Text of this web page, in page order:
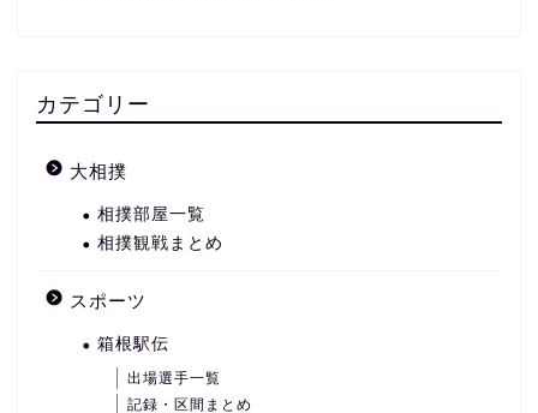
カテゴリー
大相撲
相撲部屋一覧
相撲観戦まとめ
スポーツ
箱根駅伝
出場選手一覧
記録・区間まとめ